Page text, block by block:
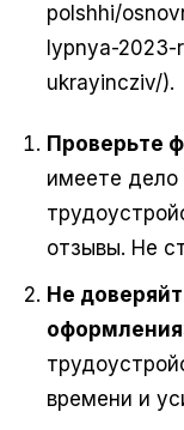
polshhi/
lypnya-
ukrayincziv/).
Проверьте
имеете дело
отзывы. Не
Не
времени и